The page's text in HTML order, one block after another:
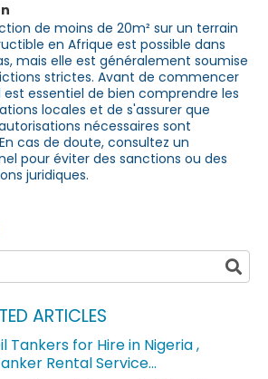
de moins de 20m² sur un terrain
en Afrique est possible dans
mais elle est généralement soumise
strictes. Avant de commencer
est essentiel de bien comprendre les
locales et de s'assurer que
nécessaires sont
cas de doute, consultez un
pour éviter des sanctions ou des
juridiques.
ARTICLES
Tankers for Hire in Nigeria ,
Rental Service...